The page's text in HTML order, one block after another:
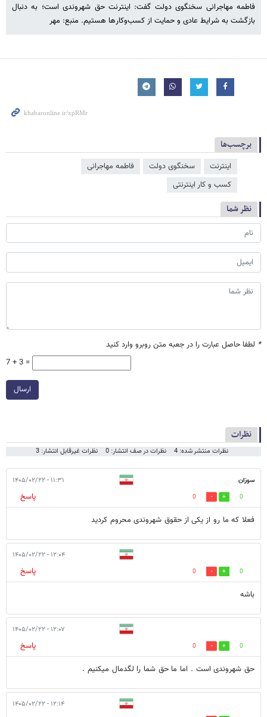
فاطمه مهاجرانی سخنگوی دولت گفت: اینترنت حق شهروندی است؛ به دنبال
بازگشت به شرایط عادی و حمایت از کسب‌وکارها هستیم. منبع: مهر
برچسب‌ها
اینترنت سخنگوی دولت
فاطمه مهاجرانی
کسب و کار اینترنتی
نظر شما
* لطفا حاصل عبارت را در جعبه متن روبرو وارد کنید
7 + 3 =
ارسال
نظرات
نظرات منتشر شده: 4 نظرات در صف انتشار: 0 نظرات غیرقابل انتشار: 3
سوزان ۱۱:۳۱ - ۱۴۰۵/۰۲/۲۲
0
0
پاسخ
فعلا که ما رو از یکی از حقوق شهروندی محروم کردید
۱۲:۰۴ - ۱۴۰۵/۰۲/۲۲
0
0
پاسخ
باشه
۱۲:۰۷ - ۱۴۰۵/۰۲/۲۲
0
0
پاسخ
حق شهروندی است . اما ما حق شما را لگدمال میکنیم .
۱۲:۱۴ - ۱۴۰۵/۰۲/۲۲